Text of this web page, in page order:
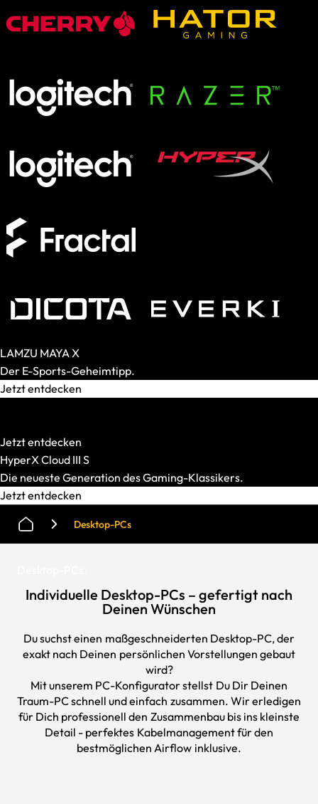
LAMZU MAYA X
Der E-Sports-Geheimtipp.
Jetzt entdecken
Jetzt entdecken
HyperX Cloud III S
Die neueste Generation des Gaming-Klassikers.
Jetzt entdecken
XMG APEX
XMG FOCUS
Formfaktor
Full-Size
60%
Switches
Mechanisch
Membran
Desktop-PCs
Individuelle Desktop-PCs – gefertigt nach
Deinen Wünschen
Du suchst einen maßgeschneiderten Desktop-PC, der
exakt nach Deinen persönlichen Vorstellungen gebaut
wird?
Mit unserem PC-Konfigurator stellst Du Dir Deinen
Traum-PC schnell und einfach zusammen. Wir erledigen
für Dich professionell den Zusammenbau bis ins kleinste
Detail - perfektes Kabelmanagement für den
bestmöglichen Airflow inklusive.